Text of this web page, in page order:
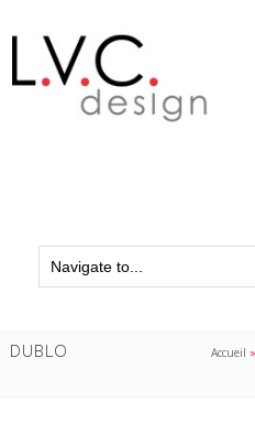
DUBLO Accueil »